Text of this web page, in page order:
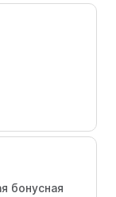
бонусная